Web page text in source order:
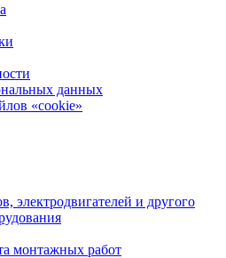
данных
«cookie»
электродвигателей и другого
монтажных работ